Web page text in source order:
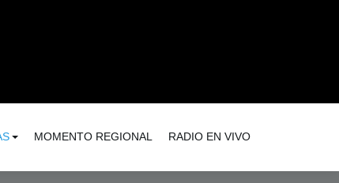
MOMENTO REGIONAL RADIO EN VIVO